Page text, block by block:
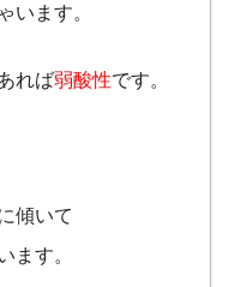
います。
れば弱酸性です。
傾いて
ます。